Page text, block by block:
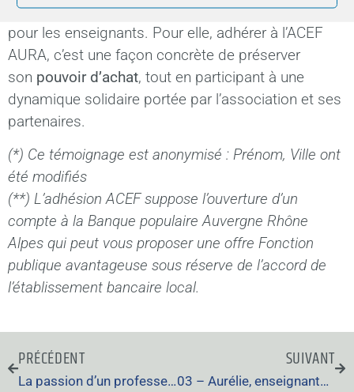
invite à découvrir à leur tour les avantages ACEF
pour les enseignants. Pour elle, adhérer à l’ACEF
AURA, c’est une façon concrète de préserver
son pouvoir d’achat, tout en participant à une
dynamique solidaire portée par l’association et ses
partenaires.
(*) Ce témoignage est anonymisé : Prénom, Ville ont
été modifiés
(**) L’adhésion ACEF suppose l’ouverture d’un
compte à la Banque populaire Auvergne Rhône
Alpes qui peut vous proposer une offre Fonction
publique avantageuse sous réserve de l’accord de
l’établissement bancaire local.
PRÉCÉDENT
La passion d’un professeur agrégé d’éducation musicale qui a créé l’association « Tous à la musique »
SUIVANT
03 – Aurélie, enseignante dans un lycée agricole privé dans l’Allier, rencontre l’ACEF AURA lors d’un forum éducatif